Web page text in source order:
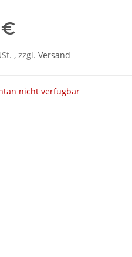
, zzgl. Versand
nicht verfügbar